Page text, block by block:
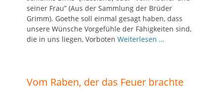
seiner Frau” (Aus der Sammlung der Brüder
Grimm). Goethe soll einmal gesagt haben, dass
unsere Wünsche Vorgefühle der Fähigkeiten sind,
die in uns liegen, Vorboten Weiterlesen …
Vom Raben, der das Feuer brachte